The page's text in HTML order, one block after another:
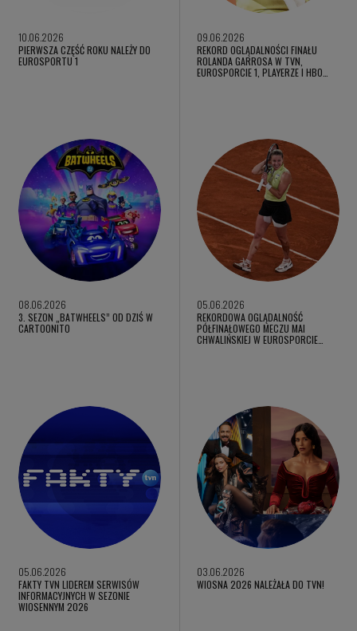
10.06.2026
PIERWSZA CZĘŚĆ ROKU NALEŻY DO
EUROSPORTU 1
09.06.2026
REKORD OGLĄDALNOŚCI FINAŁU
ROLANDA GARROSA W TVN,
EUROSPORCIE 1, PLAYERZE I HBO…
08.06.2026
3. SEZON „BATWHEELS” OD DZIŚ W
CARTOONITO
05.06.2026
REKORDOWA OGLĄDALNOŚĆ
PÓŁFINAŁOWEGO MECZU MAI
CHWALIŃSKIEJ W EUROSPORCIE…
05.06.2026
FAKTY TVN LIDEREM SERWISÓW
INFORMACYJNYCH W SEZONIE
WIOSENNYM 2026
03.06.2026
WIOSNA 2026 NALEŻAŁA DO TVN!